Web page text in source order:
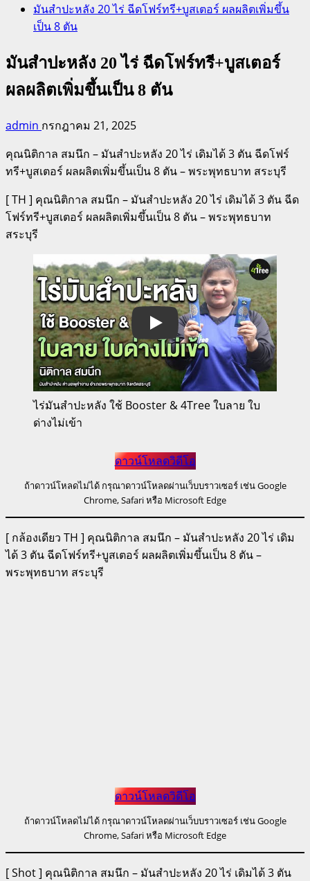
มันสำปะหลัง 20 ไร่ ฉีดโฟร์ทรี+บูสเตอร์ ผลผลิตเพิ่มขึ้น
เป็น 8 ตัน
มันสำปะหลัง 20 ไร่ ฉีดโฟร์ทรี+บูสเตอร์
ผลผลิตเพิ่มขึ้นเป็น 8 ตัน
admin กรกฎาคม 21, 2025
คุณนิติกาล สมนึก – มันสำปะหลัง 20 ไร่ เดิมได้ 3 ตัน ฉีดโฟร์
ทรี+บูสเตอร์ ผลผลิตเพิ่มขึ้นเป็น 8 ตัน – พระพุทธบาท สระบุรี
[ TH ] คุณนิติกาล สมนึก – มันสำปะหลัง 20 ไร่ เดิมได้ 3 ตัน ฉีด
โฟร์ทรี+บูสเตอร์ ผลผลิตเพิ่มขึ้นเป็น 8 ตัน – พระพุทธบาท
สระบุรี
Play
ไร่มันสำปะหลัง ใช้ Booster & 4Tree ใบลาย ใบ
ด่างไม่เข้า
ดาวน์โหลดวิดีโอ
ถ้าดาวน์โหลดไม่ได้ กรุณาดาวน์โหลดผ่านเว็บบราวเซอร์ เช่น Google
Chrome, Safari หรือ Microsoft Edge
[ กล้องเดียว TH ] คุณนิติกาล สมนึก – มันสำปะหลัง 20 ไร่ เดิม
ได้ 3 ตัน ฉีดโฟร์ทรี+บูสเตอร์ ผลผลิตเพิ่มขึ้นเป็น 8 ตัน –
พระพุทธบาท สระบุรี
ดาวน์โหลดวิดีโอ
ถ้าดาวน์โหลดไม่ได้ กรุณาดาวน์โหลดผ่านเว็บบราวเซอร์ เช่น Google
Chrome, Safari หรือ Microsoft Edge
[ Shot ] คุณนิติกาล สมนึก – มันสำปะหลัง 20 ไร่ เดิมได้ 3 ตัน